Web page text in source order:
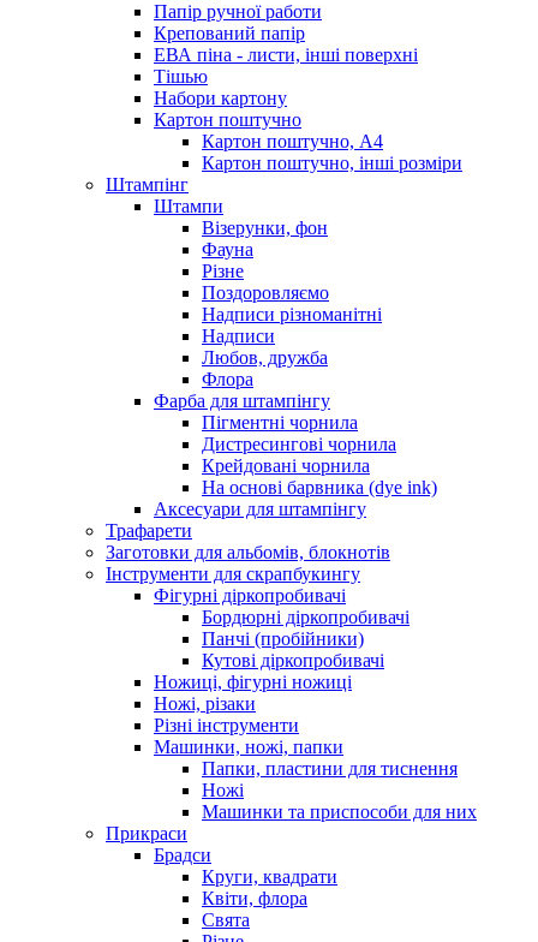
Папір ручної работи
Крепований папір
ЕВА піна - листи, інші поверхні
Тішью
Набори картону
Картон поштучно
Картон поштучно, А4
Картон поштучно, інші розміри
Штампінг
Штампи
Візерунки, фон
Фауна
Різне
Поздоровляємо
Надписи різноманітні
Надписи
Любов, дружба
Флора
Фарба для штампінгу
Пігментні чорнила
Дистресингові чорнила
Крейдовані чорнила
На основі барвника (dye ink)
Аксесуари для штампінгу
Трафарети
Заготовки для альбомів, блокнотів
Інструменти для скрапбукингу
Фігурні діркопробивачі
Бордюрні діркопробивачі
Панчі (пробійники)
Кутові діркопробивачі
Ножиці, фігурні ножиці
Ножі, різаки
Різні інструменти
Машинки, ножі, папки
Папки, пластини для тиснення
Ножі
Машинки та приспособи для них
Прикраси
Брадси
Круги, квадрати
Квіти, флора
Свята